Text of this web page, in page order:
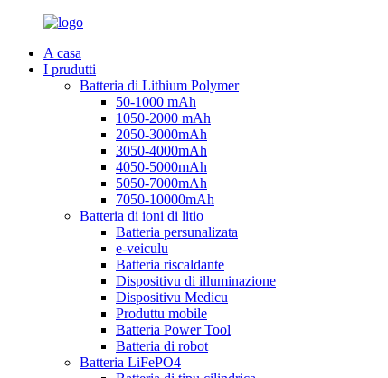
A casa
I prudutti
Batteria di Lithium Polymer
50-1000 mAh
1050-2000 mAh
2050-3000mAh
3050-4000mAh
4050-5000mAh
5050-7000mAh
7050-10000mAh
Batteria di ioni di litio
Batteria persunalizata
e-veiculu
Batteria riscaldante
Dispositivu di illuminazione
Dispositivu Medicu
Produttu mobile
Batteria Power Tool
Batteria di robot
Batteria LiFePO4